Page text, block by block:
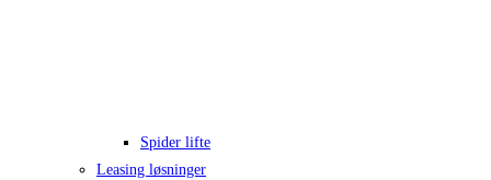
Spider lifte
Leasing løsninger